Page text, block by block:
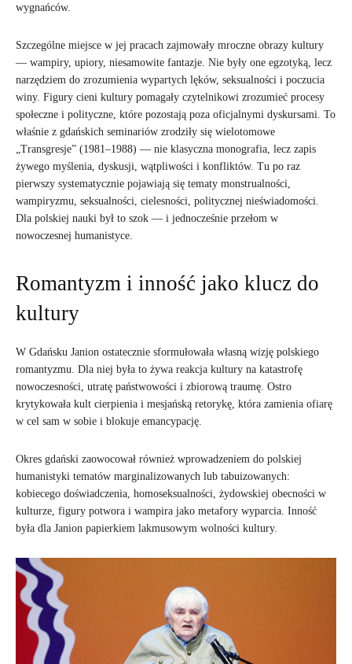
wygnańców.
Szczególne miejsce w jej pracach zajmowały mroczne obrazy kultury
— wampiry, upiory, niesamowite fantazje. Nie były one egzotyką, lecz
narzędziem do zrozumienia wypartych lęków, seksualności i poczucia
winy. Figury cieni kultury pomagały czytelnikowi zrozumieć procesy
społeczne i polityczne, które pozostają poza oficjalnymi dyskursami. To
właśnie z gdańskich seminariów zrodziły się wielotomowe
„Transgresje” (1981–1988) — nie klasyczna monografia, lecz zapis
żywego myślenia, dyskusji, wątpliwości i konfliktów. Tu po raz
pierwszy systematycznie pojawiają się tematy monstrualności,
wampiryzmu, seksualności, cielesności, politycznej nieświadomości.
Dla polskiej nauki był to szok — i jednocześnie przełom w
nowoczesnej humanistyce.
Romantyzm i inność jako klucz do
kultury
W Gdańsku Janion ostatecznie sformułowała własną wizję polskiego
romantyzmu. Dla niej była to żywa reakcja kultury na katastrofę
nowoczesności, utratę państwowości i zbiorową traumę. Ostro
krytykowała kult cierpienia i mesjańską retorykę, która zamienia ofiarę
w cel sam w sobie i blokuje emancypację.
Okres gdański zaowocował również wprowadzeniem do polskiej
humanistyki tematów marginalizowanych lub tabuizowanych:
kobiecego doświadczenia, homoseksualności, żydowskiej obecności w
kulturze, figury potwora i wampira jako metafory wyparcia. Inność
była dla Janion papierkiem lakmusowym wolności kultury.